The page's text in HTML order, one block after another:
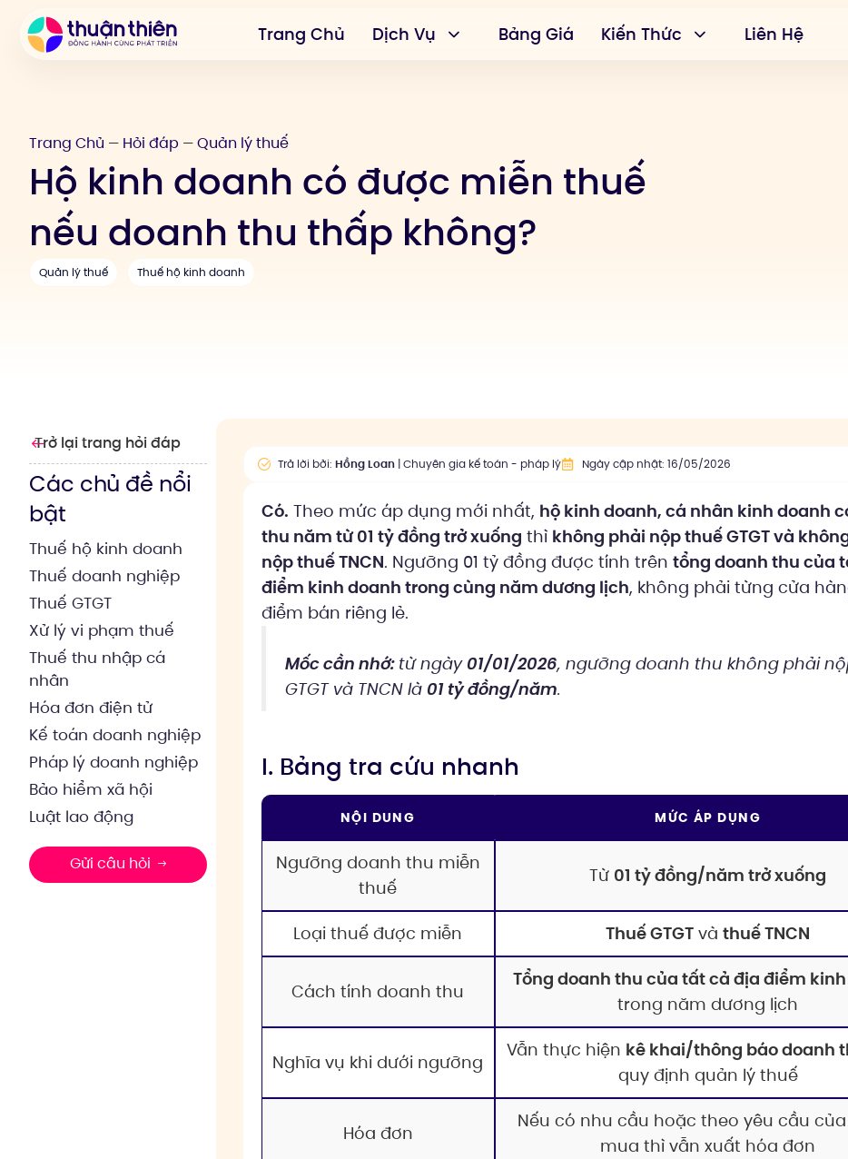
Trang Chủ Dịch Vụ Bảng Giá Kiến Thức Liên Hệ
Trang Chủ — Hỏi đáp — Quản lý thuế
Hộ kinh doanh có được miễn thuế
nếu doanh thu thấp không?
Quản lý thuế Thuế hộ kinh doanh
Trở lại trang hỏi đáp
Các chủ đề nổi
bật
Thuế hộ kinh doanh
Thuế doanh nghiệp
Thuế GTGT
Xử lý vi phạm thuế
Thuế thu nhập cá
nhân
Hóa đơn điện tử
Kế toán doanh nghiệp
Pháp lý doanh nghiệp
Bảo hiểm xã hội
Luật lao động
Gửi câu hỏi
Trả lời bởi:Hồng Loan | Chuyên gia kế toán - pháp lý Ngày cập nhật: 16/05/2026
Có. Theo mức áp dụng mới nhất, hộ kinh doanh, cá nhân kinh doanh
thu năm từ 01 tỷ đồng trở xuống thì không phải nộp thuế GTGT và
nộp thuế TNCN. Ngưỡng 01 tỷ đồng được tính trên tổng doanh thu của
điểm kinh doanh trong cùng năm dương lịch, không phải từng cửa
điểm bán riêng lẻ.
Mốc cần nhớ: từ ngày 01/01/2026, ngưỡng doanh thu không phải
GTGT và TNCN là 01 tỷ đồng/năm.
I. Bảng tra cứu nhanh
NỘI DUNG MỨC ÁP DỤNG
Ngưỡng doanh thu miễn
thuế
Từ 01 tỷ đồng/năm trở xuống
Loại thuế được miễn Thuế GTGT vàthuế TNCN
Cách tính doanh thu
Tổng doanh thu của tất cả địa điểm
trong năm dương lịch
Nghĩa vụ khi dưới ngưỡng
Vẫn thực hiện kê khai/thông báo doanh
quy định quản lý thuế
Hóa đơn
Nếu có nhu cầu hoặc theo yêu cầu
mua thì vẫn xuất hóa đơn